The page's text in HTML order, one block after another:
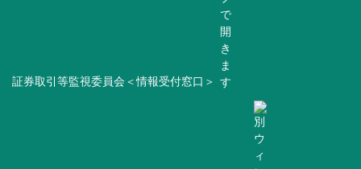
証券取引等監視委員会＜情報受付窓口＞